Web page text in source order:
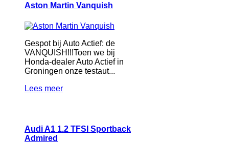
Aston Martin Vanquish
Gespot bij Auto Actief: de
VANQUISH!!!Toen we bij
Honda-dealer Auto Actief in
Groningen onze testaut...
Lees meer
Audi A1 1.2 TFSI Sportback
Admired